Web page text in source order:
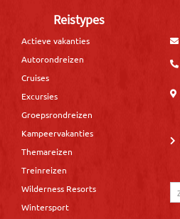
Reistypes
Actieve vakanties
Autorondreizen
Cruises
Excursies
Groepsrondreizen
Kampeervakanties
Themareizen
Treinreizen
Wilderness Resorts
Wintersport